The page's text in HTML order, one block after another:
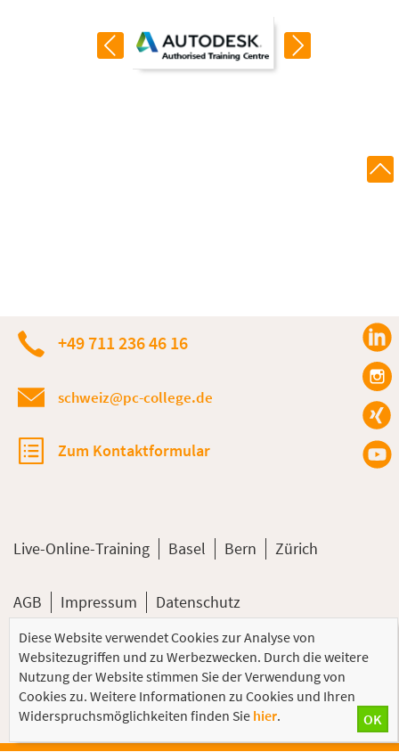
+49 711 236 46 16
schweiz@pc-college.de
Zum Kontaktformular
Live-Online-Training Basel Bern Zürich
AGB Impressum
Datenschutz
© 2026 PC-COLLEGE Training GmbH
Diese Website verwendet Cookies zur Analyse von
Websitezugriffen und zu Werbezwecken. Durch die weitere
Nutzung der Website stimmen Sie der Verwendung von
Cookies zu. Weitere Informationen zu Cookies und Ihren
Widerspruchsmöglichkeiten finden Sie hier.